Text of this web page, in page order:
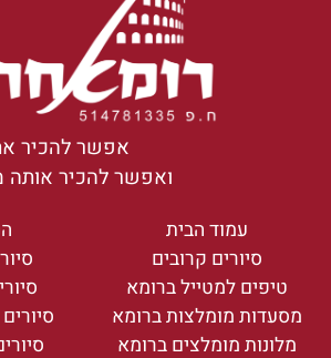
אפשר להכיר את
ואפשר להכיר אותה
עמוד הבית
סיורים קרובים
טיפים למטייל ברומא
מסעדות מומלצות ברומא
מלונות מומלצים ברומא